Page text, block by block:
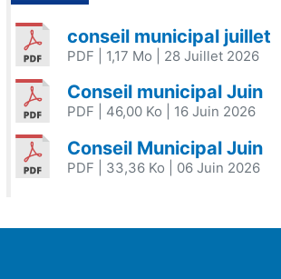
conseil municipal juillet
PDF | 1,17 Mo | 28 Juillet 2026
Conseil municipal Juin
PDF | 46,00 Ko | 16 Juin 2026
Conseil Municipal Juin
PDF | 33,36 Ko | 06 Juin 2026